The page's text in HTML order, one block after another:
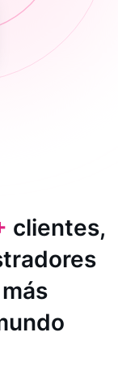
clientes,